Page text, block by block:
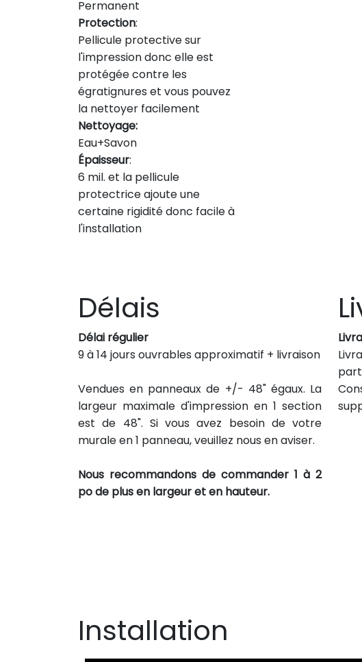
Permanent
Protection:
Pellicule protective sur
l'impression donc elle est
protégée contre les
égratignures et vous pouvez
la nettoyer facilement
Nettoyage:
Eau+Savon
Épaisseur:
6 mil. et la pellicule
protectrice ajoute une
certaine rigidité donc facile à
l'installation
Délais
Délai régulier
9 à 14 jours ouvrables approximatif + livraison
Vendues en panneaux de +/- 48" égaux. La
largeur maximale d'impression en 1 section
est de 48". Si vous avez besoin de votre
murale en 1 panneau, veuillez nous en aviser.
Nous recommandons de commander 1 à 2
po de plus en largeur et en hauteur.
Installation